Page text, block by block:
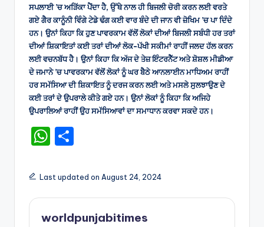
ਸਪਲਾਈ ’ਚ ਅੜਿੱਕਾ ਪੈਂਦਾ ਹੈ, ਉੱਥੇ ਨਾਲ ਹੀ ਬਿਜਲੀ ਚੋਰੀ ਕਰਨ ਲਈ ਵਰਤੇ
ਗਏ ਗੈਰ ਕਾਨੂੰਨੀ ਵਿੰਗੇ ਟੇਡੇ ਢੰਗ ਕਈ ਵਾਰ ਬੰਦੇ ਦੀ ਜਾਨ ਵੀ ਜ਼ੋਖਿਮ ’ਚ ਪਾ ਦਿੰਦੇ
ਹਨ। ਉਨਾਂ ਕਿਹਾ ਕਿ ਹੁਣ ਪਾਵਰਕਾਮ ਵੱਲੋਂ ਲੋਕਾਂ ਦੀਆਂ ਬਿਜਲੀ ਸਬੰਧੀ ਹਰ ਤਰਾਂ
ਦੀਆਂ ਸ਼ਿਕਾਇਤਾਂ ਕਈ ਤਰਾਂ ਦੀਆਂ ਲੋਕ-ਪੱਖੀ ਸਕੀਮਾਂ ਰਾਹੀਂ ਜਲਦ ਹੱਲ ਕਰਨ
ਲਈ ਵਚਨਬੱਧ ਹੈ। ਉਨਾਂ ਕਿਹਾ ਕਿ ਅੱਜ ਦੇ ਤੇਜ਼ ਇੰਟਰਨੈੱਟ ਅਤੇ ਸ਼ੋਸ਼ਲ ਮੀਡੀਆ
ਦੇ ਜਮਾਨੇ ’ਚ ਪਾਵਰਕਾਮ ਵੱਲੋਂ ਲੋਕਾਂ ਨੂੰ ਘਰ ਬੈਠੇ ਆਨਲਾਈਨ ਮਾਧਿਅਮ ਰਾਹੀਂ
ਹਰ ਸਮੱਸਿਆ ਦੀ ਸ਼ਿਕਾਇਤ ਨੂੰ ਦਰਜ ਕਰਨ ਲਈ ਅਤੇ ਮਸਲੇ ਸੁਲਝਾਉਣ ਦੇ
ਕਈ ਤਰਾਂ ਦੇ ਉਪਰਾਲੇ ਕੀਤੇ ਗਏ ਹਨ। ਉਨਾਂ ਲੋਕਾਂ ਨੂੰ ਕਿਹਾ ਕਿ ਅਜਿਹੇ
ਉਪਰਾਲਿਆਂ ਰਾਹੀਂ ਉਹ ਸਮੱਸਿਆਵਾਂ ਦਾ ਸਮਾਧਾਨ ਕਰਵਾ ਸਕਦੇ ਹਨ।
W
a
ts
A
ar
e
Last updated on August 24, 2024
worldpunjabitimes